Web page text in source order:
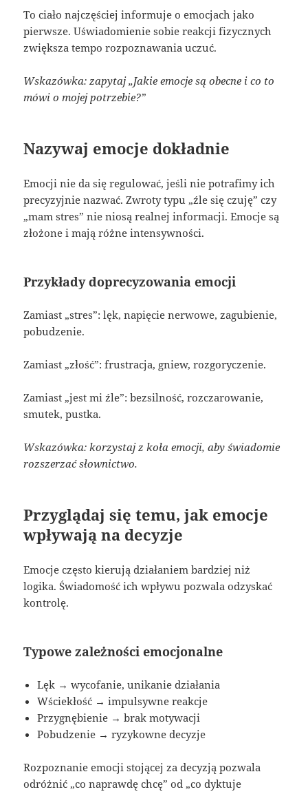
To ciało najczęściej informuje o emocjach jako
pierwsze. Uświadomienie sobie reakcji fizycznych
zwiększa tempo rozpoznawania uczuć.
Wskazówka: zapytaj „Jakie emocje są obecne i co to
mówi o mojej potrzebie?”
Nazywaj emocje dokładnie
Emocji nie da się regulować, jeśli nie potrafimy ich
precyzyjnie nazwać. Zwroty typu „źle się czuję” czy
„mam stres” nie niosą realnej informacji. Emocje są
złożone i mają różne intensywności.
Przykłady doprecyzowania emocji
Zamiast „stres”: lęk, napięcie nerwowe, zagubienie,
pobudzenie.
Zamiast „złość”: frustracja, gniew, rozgoryczenie.
Zamiast „jest mi źle”: bezsilność, rozczarowanie,
smutek, pustka.
Wskazówka: korzystaj z koła emocji, aby świadomie
rozszerzać słownictwo.
Przyglądaj się temu, jak emocje
wpływają na decyzje
Emocje często kierują działaniem bardziej niż
logika. Świadomość ich wpływu pozwala odzyskać
kontrolę.
Typowe zależności emocjonalne
Lęk → wycofanie, unikanie działania
Wściekłość → impulsywne reakcje
Przygnębienie → brak motywacji
Pobudzenie → ryzykowne decyzje
Rozpoznanie emocji stojącej za decyzją pozwala
odróżnić „co naprawdę chcę” od „co dyktuje